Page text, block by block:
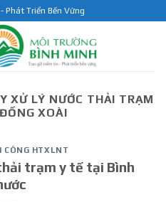
Phát Triển Bền Vững
XỬ LÝ NƯỚC THẢI TRẠM
XOÀI
CÔNG HTXLNT
trạm y tế tại Bình